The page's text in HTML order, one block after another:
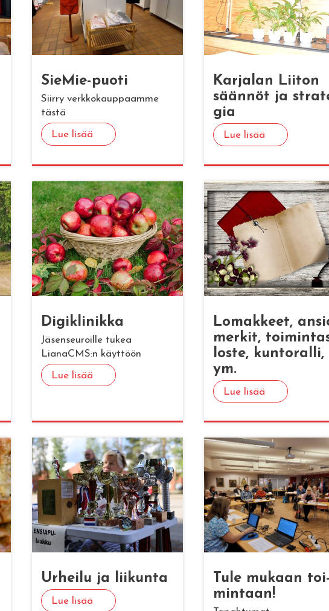
Sie­Mie-puoti
Siirry verkkokauppaamme
tästä
Lue lisää
Kar­ja­lan Lii­ton
sään­nöt ja
gia
Lue lisää
Di­gikli­nik­ka
Jäsenseuroille tukea
LianaCMS:n käyttöön
Lue lisää
Lo­mak­keet,
mer­kit,
los­te, kun­to­ral­li,
ym.
Lue lisää
Ur­hei­lu ja lii­kun­ta
Lue lisää
Tule mu­kaan
min­taan!